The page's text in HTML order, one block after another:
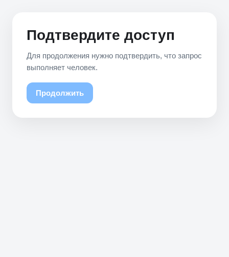
Подтвердите доступ
Для продолжения нужно подтвердить, что запрос
выполняет человек.
Продолжить